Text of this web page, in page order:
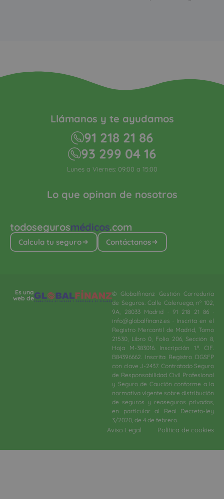
todosegurosmédicos.com
Calcula tu seguro Contáctanos
Lo que opinan de nosotros
Llámanos y te ayudamos
91 218 21 86
93 299 04 16
Lunes a Viernes: 09:00 a 15:00
Es una
web de
© Globalfinanz Gestión Correduría
de Seguros. Calle Caleruega, nº 102,
9A, 28033 Madrid · 91 218 21 86 ·
info@globalfinanz.es · Inscrita en el
Registro Mercantil de Madrid, Tomo
21530, Libro 0, Folio 206, Sección 8,
Hoja M-383016. Inscripción 1.ª. CIF.
B84396662. Inscrita Registro DGSFP
con clave J-2437. Contratado Seguro
de Responsabilidad Civil Profesional
y Seguro de Caución conforme a la
normativa vigente sobre distribución
de seguros y reaseguros privados,
en particular al Real Decreto-ley
3/2020, de 4 de febrero.​
Aviso Legal Política de cookies